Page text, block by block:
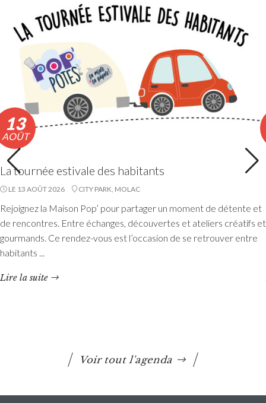
appliqués du lundi 10 au vendredi 14 août 2026 inclus.
Lire la suite
Etang du Moulin Neuf : baignade interdite
La baignade est interdite ainsi que certaines activités
nautiques. La consommation de poissons pêchés est
13
AOÛT
La tournée estivale des habitants
LE 13 AOÛT 2026 CITY PARK, MOLAC
Rejoignez la Maison Pop’ pour partager un moment de détente et
de rencontres. Entre échanges, découvertes et ateliers créatifs et
gourmands. Ce rendez-vous est l’occasion de se retrouver entre
habitants ...
Lire la suite
Voir tout l'agenda